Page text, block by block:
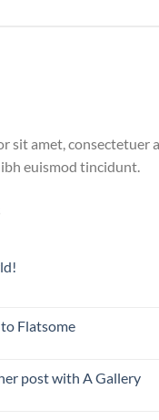
sit amet, consectetuer
euismod tincidunt.
Flatsome
post with A Gallery